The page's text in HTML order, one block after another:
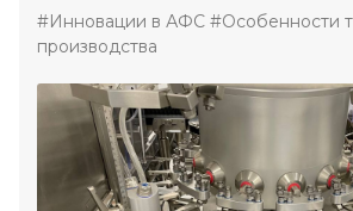
#Инновации в АФС #Особенности
производства